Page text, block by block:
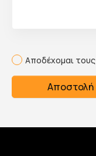
Αποδέχομαι τους
Αποστολή